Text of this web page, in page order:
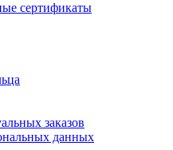
сертификаты
заказов
данных